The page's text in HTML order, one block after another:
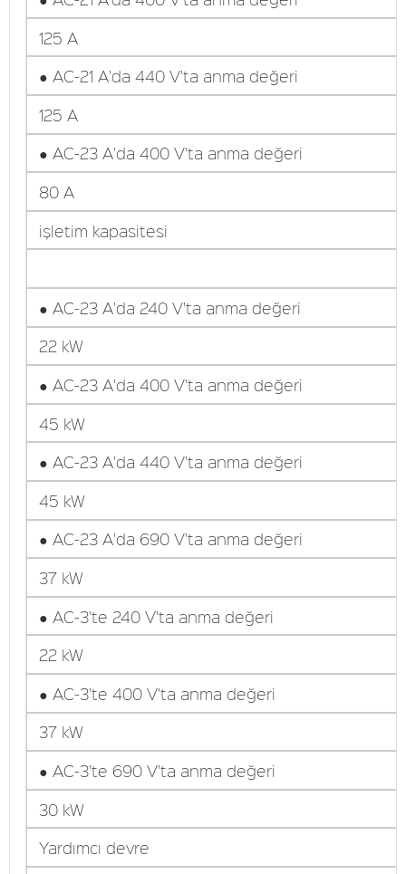
125 A
● AC-21 A'da 440 V'ta anma değeri
125 A
● AC-23 A'da 400 V'ta anma değeri
80 A
işletim kapasitesi
● AC-23 A'da 240 V'ta anma değeri
22 kW
● AC-23 A'da 400 V'ta anma değeri
45 kW
● AC-23 A'da 440 V'ta anma değeri
45 kW
● AC-23 A'da 690 V'ta anma değeri
37 kW
● AC-3'te 240 V'ta anma değeri
22 kW
● AC-3'te 400 V'ta anma değeri
37 kW
● AC-3'te 690 V'ta anma değeri
30 kW
Yardımcı devre